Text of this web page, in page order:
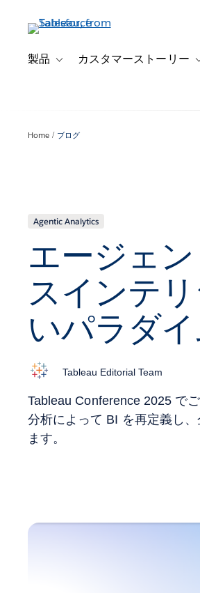
製品 Toggle sub-navigation for 製品
カスタマーストーリー
Home ブログ
Agentic Analytics
エージェ
スインテ
いパラダ
Tableau Editorial Team
Tableau Conference 2025 で
分析によって BI を再定義し
ます。